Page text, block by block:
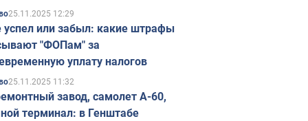
25.11.2025 12:29
успел или забыл: какие штрафы
"ФОПам" за
уплату налогов
25.11.2025 11:32
завод, самолет А-60,
терминал: в Генштабе